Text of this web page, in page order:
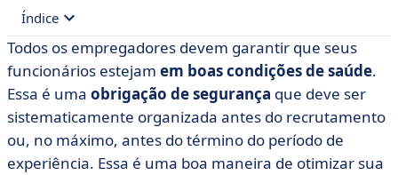
Índice
• O que é o exame médico pré-recrutamento?
• O check-up médico ou VIP é obrigatório: nós lhe
contamos tudo
• Exceções à obrigação de se submeter a um exame
médico
Todos os empregadores devem garantir que seus
funcionários estejam em boas condições de saúde.
Essa é uma obrigação de segurança que deve ser
sistematicamente organizada antes do recrutamento
ou, no máximo, antes do término do período de
experiência. Essa é uma boa maneira de otimizar sua